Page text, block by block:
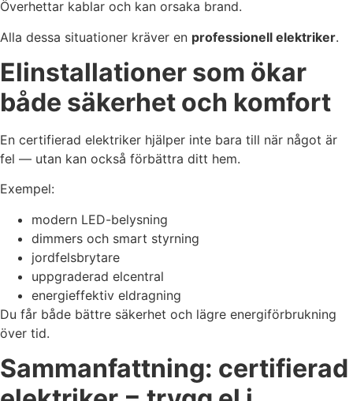
Överhettar kablar och kan orsaka brand.
Alla dessa situationer kräver en professionell elektriker.
Elinstallationer som ökar
både säkerhet och komfort
En certifierad elektriker hjälper inte bara till när något är
fel — utan kan också förbättra ditt hem.
Exempel:
modern LED-belysning
dimmers och smart styrning
jordfelsbrytare
uppgraderad elcentral
energieffektiv eldragning
Du får både bättre säkerhet och lägre energiförbrukning
över tid.
Sammanfattning: certifierad